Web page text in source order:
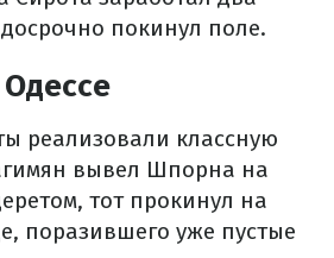
покинул поле.
реализовали классную
вывел Шпорна на
тот прокинул на
поразившего уже пустые